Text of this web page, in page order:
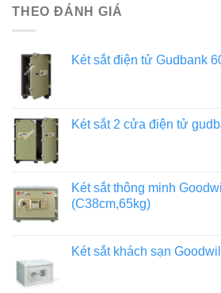
THEO ĐÁNH GIÁ
Két sắt điện tử Gudbank
Két sắt 2 cửa điện tử
Két sắt thông minh
(C38cm,65kg)
Két sắt khách sạn